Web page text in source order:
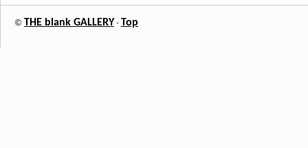
© THE blank GALLERY - Top